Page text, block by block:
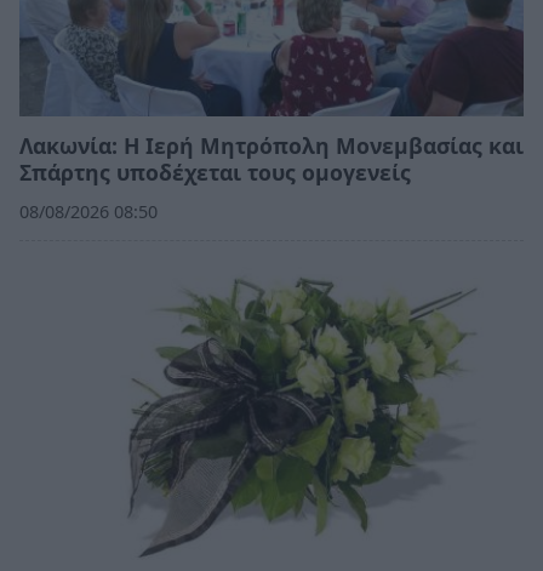
Λακωνία: Η Ιερή Μητρόπολη Μονεμβασίας και
Σπάρτης υποδέχεται τους ομογενείς
08/08/2026 08:50